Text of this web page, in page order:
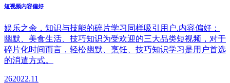
短视频内容偏好
娱乐之余，知识与技能的碎片学习同样吸引用户.内容偏好：
幽默、美食生活、技巧知识为受欢迎的三大品类短视频，对于
碎片化时间而言，轻松幽默、烹饪、技巧知识学习是用户首选
的消遣方式。
262022.11